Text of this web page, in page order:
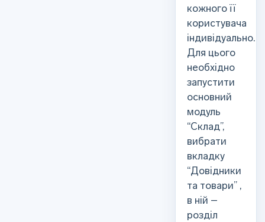
кожного її
користувача
індивідуально.
Для цього
необхідно
запустити
основний
модуль
“Склад”,
вибрати
вкладку
“Довідники
та товари” ,
в ній –
розділ